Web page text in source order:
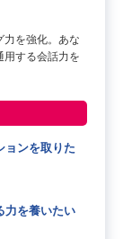
力を強化。あな
用する会話力を
ョンを取りた
力を養いたい